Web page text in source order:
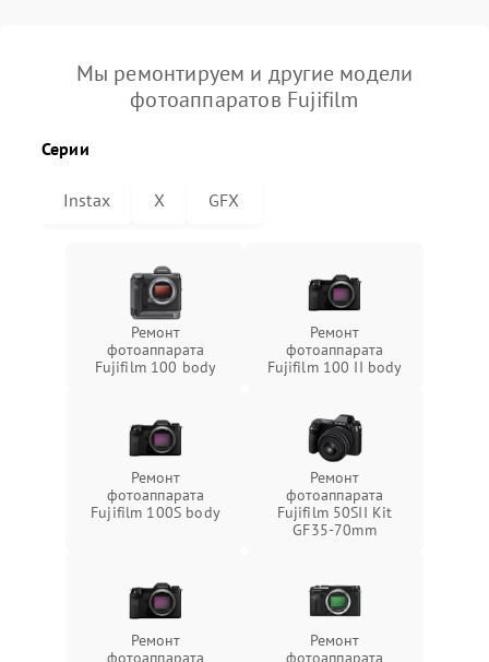
Мы ремонтируем и другие модели
фотоаппаратов Fujifilm
Серии
Instax X GFX
Ремонт
фотоаппарата
Fujifilm 100 body
Ремонт
фотоаппарата
Fujifilm 100 II body
Ремонт
фотоаппарата
Fujifilm 100S body
Ремонт
фотоаппарата
Fujifilm 50SII Kit
GF35-70mm
Ремонт
фотоаппарата
Ремонт
фотоаппарата